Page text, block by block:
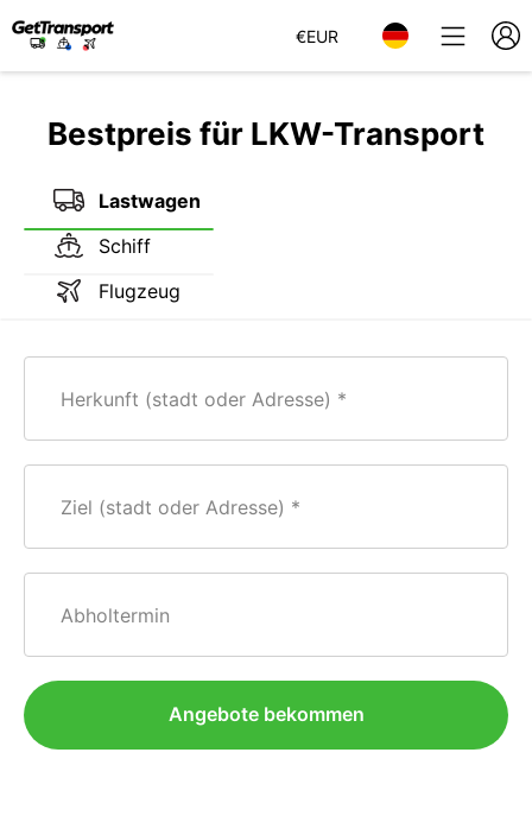
€EUR
Bestpreis für LKW-Transport
Lastwagen
Schiff
Flugzeug
Herkunft (stadt oder Adresse)
Ziel (stadt oder Adresse)
Abholtermin
Angebote bekommen